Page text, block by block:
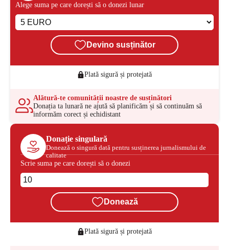
Alege suma pe care dorești să o donezi lunar
Devino susținător
Plată sigură și protejată
Alătură-te comunității noastre de susținători
Donația ta lunară ne ajută să planificăm și să continuăm să
informăm corect și echidistant
Donație singulară
Donează o singură dată pentru susținerea jurnalismului de
calitate
Scrie suma pe care dorești să o donezi
Donează
Plată sigură și protejată